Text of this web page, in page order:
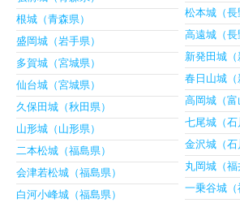
根城（青森県）
盛岡城（岩手県）
多賀城（宮城県）
仙台城（宮城県）
久保田城（秋田県）
山形城（山形県）
二本松城（福島県）
会津若松城（福島県）
白河小峰城（福島県）
松本城（長
高遠城（長
新発田城（
春日山城（
高岡城（富
七尾城（石
金沢城（石
丸岡城（福
一乗谷城（